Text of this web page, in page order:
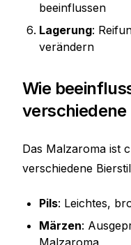
beeinflussen
Lagerung:
verändern
Wie
verschiedene
Das Malzaroma ist
verschiedene
Pils: Leichtes,
Märzen:
Malzaroma